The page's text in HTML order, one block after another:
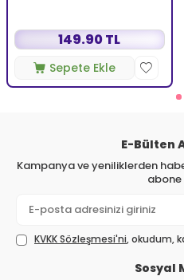
149.90 TL
Sepete Ekle
E-Bülten
Kampanya ve yeniliklerden
abone
KVKK Sözleşmesi'ni, okudum,
Sosyal